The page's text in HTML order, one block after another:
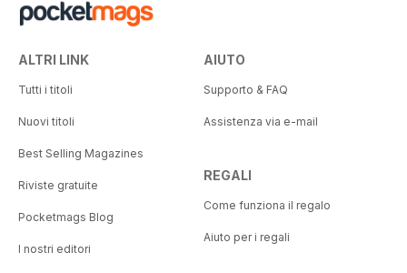
ALTRI LINK
Tutti i titoli
Nuovi titoli
Best Selling Magazines
Riviste gratuite
Pocketmags Blog
I nostri editori
AIUTO
Supporto & FAQ
Assistenza via e-mail
REGALI
Come funziona il regalo
Aiuto per i regali